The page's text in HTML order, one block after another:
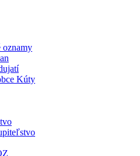
oznamy
Kúty